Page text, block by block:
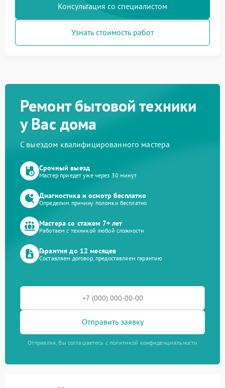
Консультация со специалистом
Узнать стоимость работ
Ремонт бытовой техники
у Вас дома
С выездом квалифицированного мастера
Срочный выезд
Мастер приедет уже через 30 минут
Диагностика и осмотр бесплатно
Определим причину поломки бесплатно
Мастера со стажем 7+ лет
Работаем с техникой любой сложности
Гарантия до 12 месяцев
Составляем договор, предоставляем гарантию
Отправить заявку
Отправляя, Вы соглашаетесь с политикой конфиденциальности